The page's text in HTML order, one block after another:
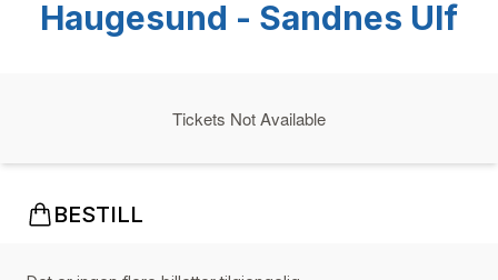
Haugesund - Sandnes Ulf
Tickets Not Available
BESTILL